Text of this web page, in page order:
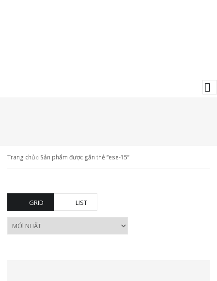
Trang chủ Sản phẩm được gắn thẻ “ese-15”
GRID LIST